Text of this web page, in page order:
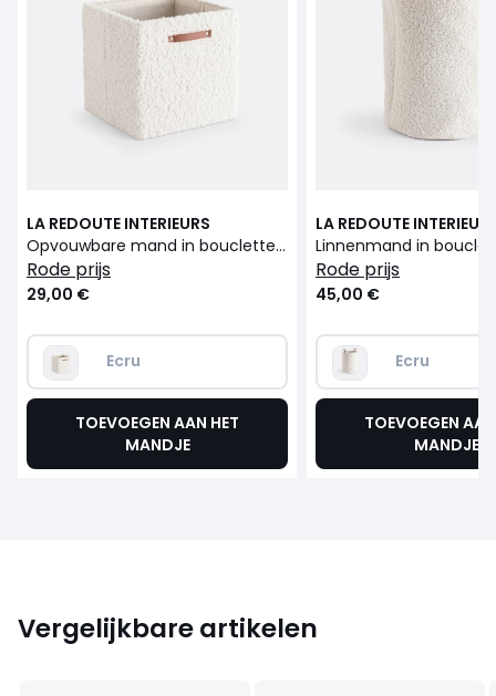
LA REDOUTE INTERIEURS
Opvouwbare mand in bouclette, Boklio
rode prijs
29,00 €
Ecru
TOEVOEGEN AAN HET
MANDJE
LA REDOUTE
Linnenmand in
rode prijs
45,00 €
Ecru
TOEVOEGEN
MANDJE
Vergelijkbare artikelen